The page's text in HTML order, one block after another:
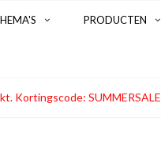
PRODUCTEN
Kortingscode: SUMMERSALE